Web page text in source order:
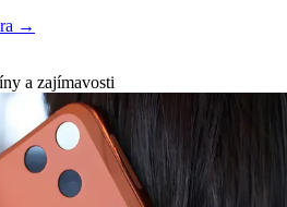
→
a zajímavosti